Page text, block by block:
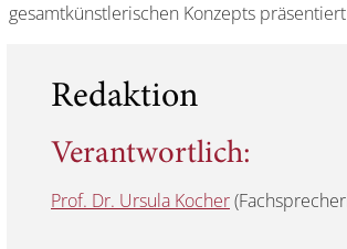
gesamtkünstlerischen Konzepts
Redaktion
Verantwortlich:
Prof. Dr. Ursula Kocher